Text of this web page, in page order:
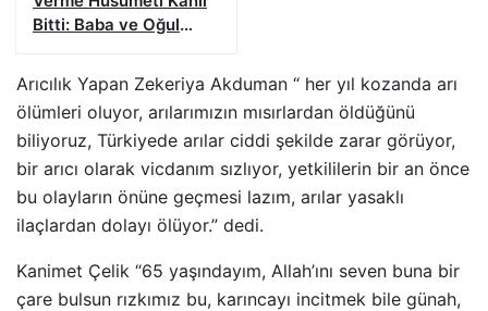
Bitti: Baba ve Oğul
Arıcılık Yapan Zekeriya Akduman “ her yıl kozanda arı
ölümleri oluyor, arılarımızın mısırlardan öldüğünü
biliyoruz, Türkiyede arılar ciddi şekilde zarar görüyor,
bir arıcı olarak vicdanım sızlıyor, yetkililerin bir an önce
bu olayların önüne geçmesi lazım, arılar yasaklı
ilaçlardan dolayı ölüyor.” dedi.
Kanimet Çelik “65 yaşındayım, Allah’ını seven buna bir
çare bulsun rızkımız bu, karıncayı incitmek bile günah,